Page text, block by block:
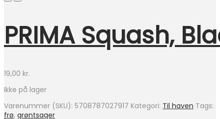
PRIMA Squash,
19,00 kr.
Ikke på lager
Varenummer (SKU): 5708787027917 Kategori: Til haven Tags:
frø, grøntsager